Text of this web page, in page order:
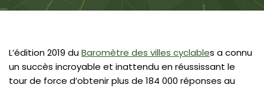
L’édition 2019 duBaromètre des villes cyclables a connu
un succès incroyable et inattendu en réussissant le
tour de force d’obtenir plus de 184 000 réponses au